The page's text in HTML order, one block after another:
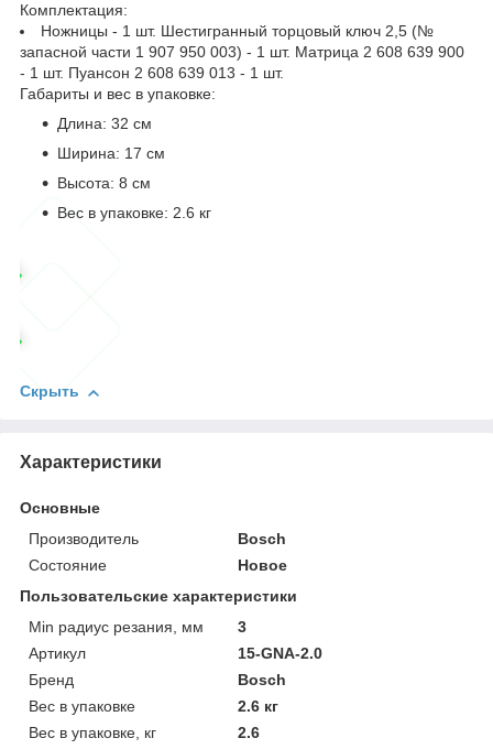
Комплектация:
Ножницы - 1 шт. Шестигранный торцовый ключ 2,5 (№
запасной части 1 907 950 003) - 1 шт. Матрица 2 608 639 900
- 1 шт. Пуансон 2 608 639 013 - 1 шт.
Габариты и вес в упаковке:
Длина: 32 см
Ширина: 17 см
Высота: 8 см
Вес в упаковке: 2.6 кг
Скрыть
Характеристики
Основные
Производитель
Bosch
Состояние
Новое
Пользовательские характеристики
Min радиус резания, мм
3
Артикул
15-GNA-2.0
Бренд
Bosch
Вес в упаковке
2.6 кг
Вес в упаковке, кг
2.6